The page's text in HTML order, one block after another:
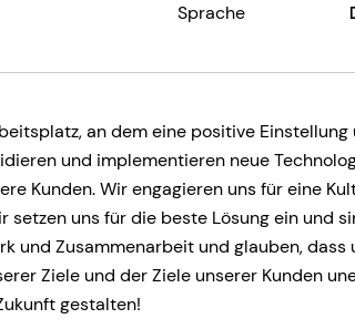
Sprache
an dem eine positive Einstellung
und implementieren neue
Kunden. Wir engagieren uns für eine
setzen uns für die beste Lösung ein und
und Zusammenarbeit und glauben,
Ziele und der Ziele unserer Kunden
gestalten!